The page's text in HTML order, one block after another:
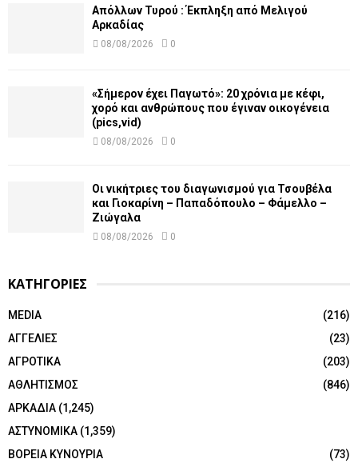
Απόλλων Τυρού : Έκπληξη από Μελιγού
Αρκαδίας
08/08/2026 0
«Σήμερον έχει Παγωτό»: 20 χρόνια με κέφι,
χορό και ανθρώπους που έγιναν οικογένεια
(pics,vid)
08/08/2026 0
Οι νικήτριες του διαγωνισμού για Τσουβέλα
και Γιοκαρίνη – Παπαδόπουλο – Φάμελλο –
Ζιώγαλα
08/08/2026 0
ΚΑΤΗΓΟΡΙΕΣ
MEDIA
(216)
ΑΓΓΕΛΙΕΣ
(23)
ΑΓΡΟΤΙΚΑ
(203)
ΑΘΛΗΤΙΣΜΟΣ
(846)
ΑΡΚΑΔΙΑ (1,245)
ΑΣΤΥΝΟΜΙΚΑ (1,359)
ΒΟΡΕΙΑ ΚΥΝΟΥΡΙΑ
(73)